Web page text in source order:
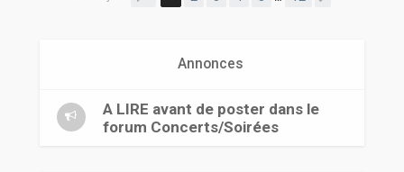
Annonces
A LIRE avant de poster dans le
forum Concerts/Soirées